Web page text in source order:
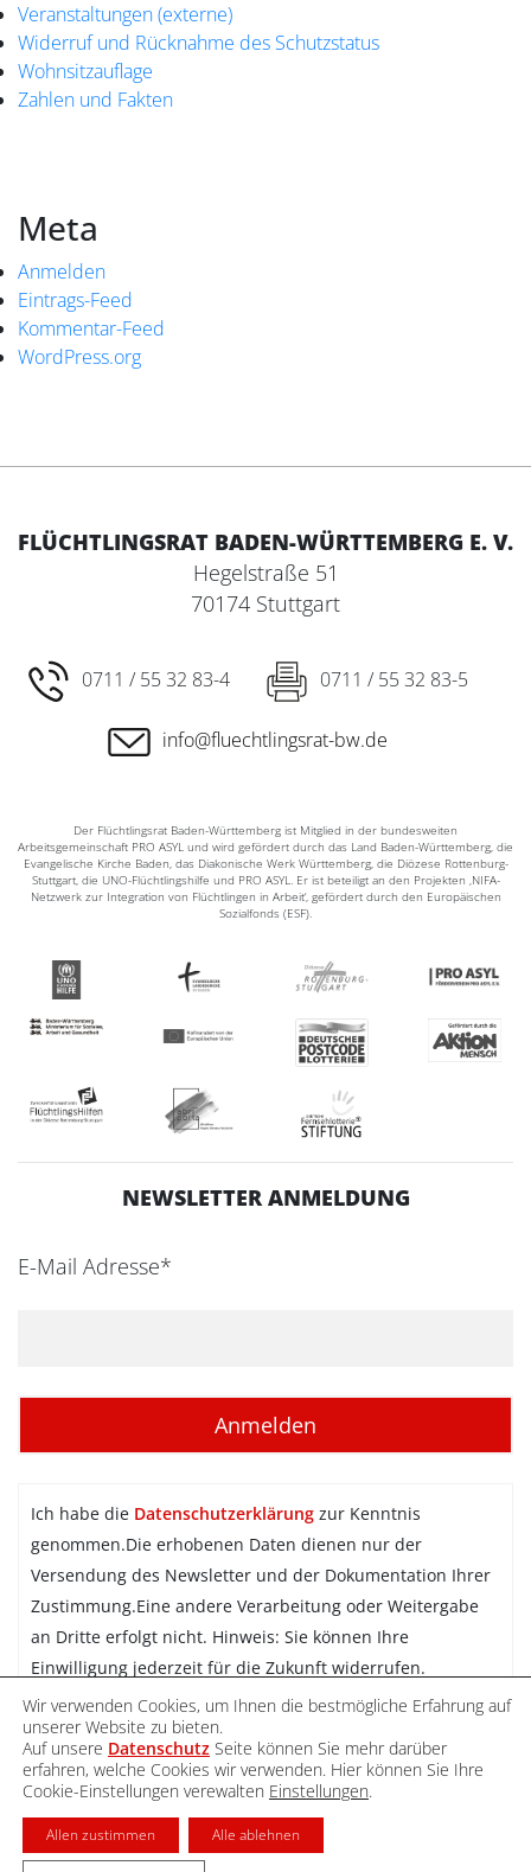
Veranstaltungen (externe)
Widerruf und Rücknahme des Schutzstatus
Wohnsitzauflage
Zahlen und Fakten
Meta
Anmelden
Eintrags-Feed
Kommentar-Feed
WordPress.org
FLÜCHTLINGSRAT BADEN-WÜRTTEMBERG E. V.
Hegelstraße 51
70174 Stuttgart
0711 / 55 32 83-4 0711 / 55 32 83-5
info@fluechtlingsrat-bw.de
Der Flüchtlingsrat Baden-Württemberg ist Mitglied in der bundesweiten
Arbeitsgemeinschaft PRO ASYL und wird gefördert durch das Land Baden-Württemberg, die
Evangelische Kirche Baden, das Diakonische Werk Württemberg, die Diözese Rottenburg-
Stuttgart, die UNO-Flüchtlingshilfe und PRO ASYL. Er ist beteiligt an den Projekten ‚NIFA-
Netzwerk zur Integration von Flüchtlingen in Arbeit‘, gefördert durch den Europäischen
Sozialfonds (ESF).
NEWSLETTER ANMELDUNG
E-Mail Adresse*
Ich habe die Datenschutzerklärung zur Kenntnis
genommen.Die erhobenen Daten dienen nur der
Versendung des Newsletter und der Dokumentation Ihrer
Zustimmung.Eine andere Verarbeitung oder Weitergabe
an Dritte erfolgt nicht. Hinweis: Sie können Ihre
Einwilligung jederzeit für die Zukunft widerrufen.
Newsletter abonnieren
DATENSCHUTZ IMPRESSUM
Wir verwenden Cookies, um Ihnen die bestmögliche Erfahrung auf
unserer Website zu bieten.
Auf unsere Datenschutz Seite können Sie mehr darüber
erfahren, welche Cookies wir verwenden. Hier können Sie Ihre
Cookie-Einstellungen verewalten Einstellungen.
Allen zustimmen Alle ablehnen